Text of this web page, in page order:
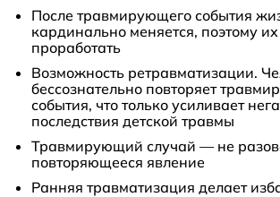
После травмирующего события
кардинально меняется, поэтому
проработать
Возможность ретравматизации.
бессознательно повторяет
события, что только усиливает
последствия детской травмы
Травмирующий случай — не
повторяющееся явление
Ранняя травматизация делает